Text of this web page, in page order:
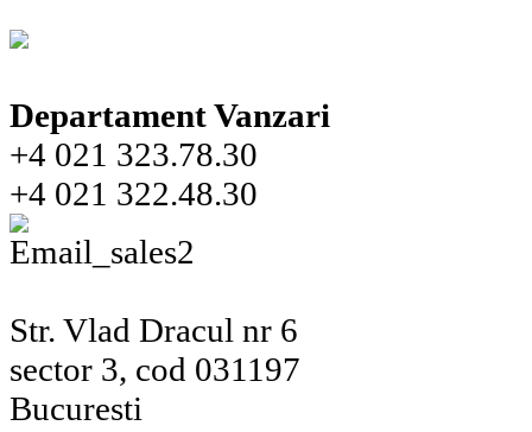
Departament Vanzari
+4 021 323.78.30
+4 021 322.48.30
Str. Vlad Dracul nr 6
sector 3, cod 031197
Bucuresti